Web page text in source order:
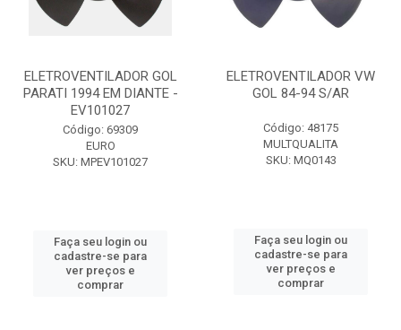
ELETROVENTILADOR GOL
PARATI 1994 EM DIANTE -
EV101027
Código: 69309
EURO
SKU: MPEV101027
Faça seu login ou
cadastre-se para
ver preços e
comprar
ELETROVENTILADOR VW
GOL 84-94 S/AR
Código: 48175
MULTQUALITA
SKU: MQ0143
Faça seu login ou
cadastre-se para
ver preços e
comprar